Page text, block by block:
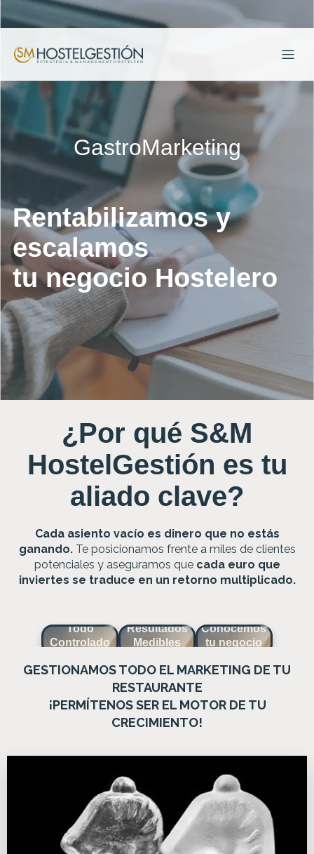
GastroMarketing
Rentabilizamos y
escalamos
tu negocio Hostelero
¿Por qué S&M
HostelGestión es tu
aliado clave?
Cada asiento vacío es dinero que no estás
ganando. Te posicionamos frente a miles de clientes
potenciales y aseguramos quecada euro que
inviertes se traduce en un retorno multiplicado.
Todo
Controlado
cada
inversión
para
rentabilidad.
Resultados
Medibles
en vivo,
tendrás el
pulso de tu
alcance de
Conocemos
tu negocio
variables de
tu negocio,
diferenciación,
clientes y
GESTIONAMOS TODO EL MARKETING DE TU
RESTAURANTE
¡PERMÍTENOS SER EL MOTOR DE TU
CRECIMIENTO!